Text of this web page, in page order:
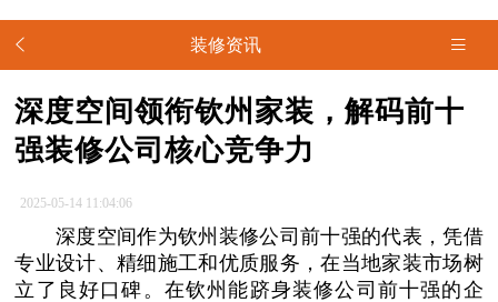
装修资讯
深度空间领衔钦州家装，解码前十
强装修公司核心竞争力
2025-05-14 11:04:06
深度空间作为钦州装修公司前十强的代表，凭借
专业设计、精细施工和优质服务，在当地家装市场树
立了良好口碑。在钦州能跻身装修公司前十强的企